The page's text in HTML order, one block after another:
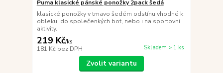
Puma klasické pánské ponožky 2pack šedá
klasické ponožky v tmavo šedém odstínu vhodné k
obleku, do společenkých bot, nebo i na sportovní
aktivity.
219 Kč/ks
181 Kč bez DPH Skladem > 1 ks
Zvolit variantu